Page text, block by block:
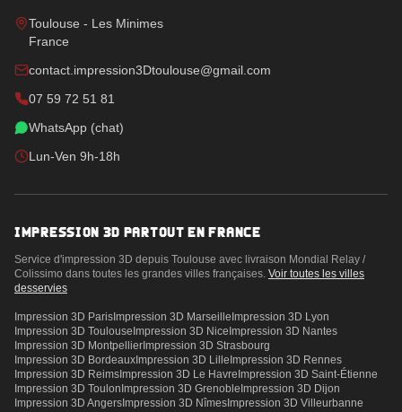
Toulouse - Les Minimes
France
contact.impression3Dtoulouse@gmail.com
07 59 72 51 81
WhatsApp (chat)
Lun-Ven 9h-18h
IMPRESSION 3D PARTOUT EN FRANCE
Service d'impression 3D depuis Toulouse avec livraison Mondial Relay /
Colissimo dans toutes les grandes villes françaises. Voir toutes les villes
desservies
Impression 3D Paris Impression 3D Marseille Impression 3D Lyon
Impression 3D Toulouse Impression 3D Nice Impression 3D Nantes
Impression 3D Montpellier Impression 3D Strasbourg
Impression 3D Bordeaux Impression 3D Lille Impression 3D Rennes
Impression 3D Reims Impression 3D Le Havre Impression 3D Saint-Étienne
Impression 3D Toulon Impression 3D Grenoble Impression 3D Dijon
Impression 3D Angers Impression 3D Nîmes Impression 3D Villeurbanne